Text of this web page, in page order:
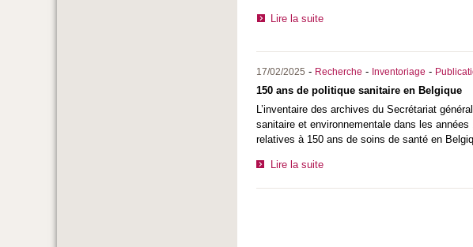
Lire la suite
17/02/2025 - Recherche - Inventoriage -
150 ans de politique sanitaire en Belgique
L’inventaire des archives du Secrétariat
sanitaire et environnementale dans les
relatives à 150 ans de soins de santé en
Lire la suite